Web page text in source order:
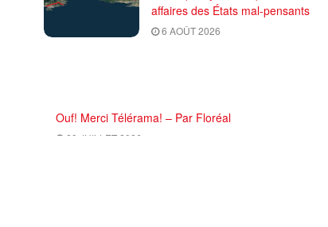
affaires des États mal-pensants
6 AOÛT 2026
Ouf! Merci Télérama! – Par Floréal
29 JUILLET 2026